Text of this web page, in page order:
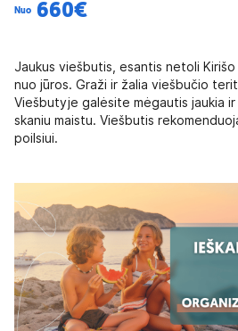
Nuo 660€
Jaukus viešbutis, esantis netoli
nuo jūros. Graži ir žalia viešbučio
Viešbutyje galėsite mėgautis jaukia
skaniu maistu. Viešbutis
poilsiui.